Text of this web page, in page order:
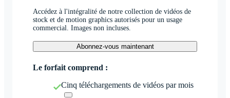
Accédez à l'intégralité de notre collection de vidéos de
stock et de motion graphics autorisés pour un usage
commercial. Images non incluses.
Abonnez-vous maintenant
Le forfait comprend :
Cinq téléchargements de vidéos par mois